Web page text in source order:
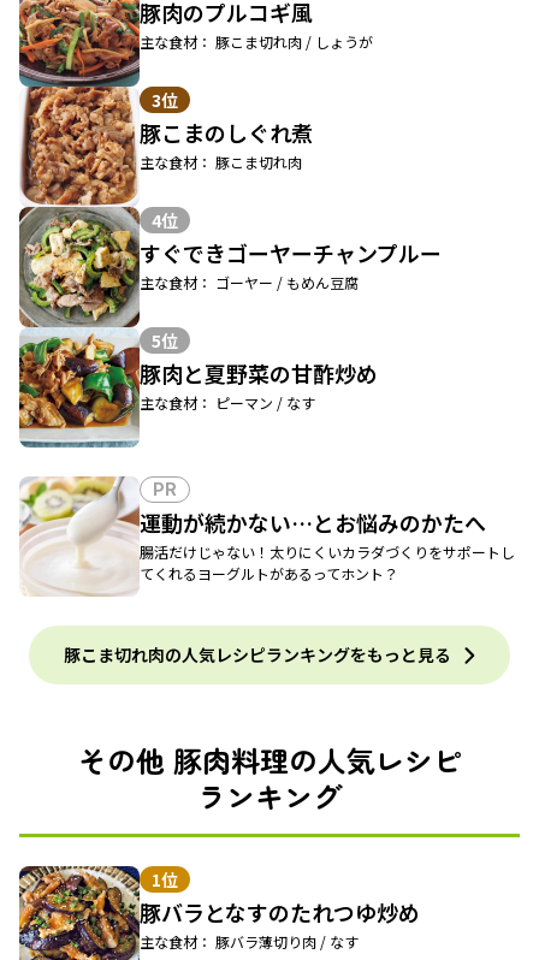
豚肉のプルコギ風
主な食材： 豚こま切れ肉 / しょうが
3位
豚こまのしぐれ煮
主な食材： 豚こま切れ肉
4位
すぐできゴーヤーチャンプルー
主な食材： ゴーヤー / もめん豆腐
5位
豚肉と夏野菜の甘酢炒め
主な食材： ピーマン / なす
PR
運動が続かない…とお悩みのかたへ
腸活だけじゃない！太りにくいカラダづくりをサポートし
てくれるヨーグルトがあるってホント？
豚こま切れ肉の人気レシピランキングをもっと見る
その他 豚肉料理の人気レシピ
ランキング
1位
豚バラとなすのたれつゆ炒め
主な食材： 豚バラ薄切り肉 / なす